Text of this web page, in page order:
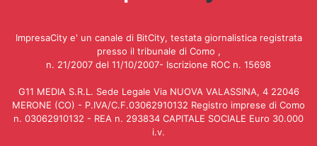
ImpresaCity e' un canale di BitCity, testata giornalistica registrata
presso il tribunale di Como ,
n. 21/2007 del 11/10/2007- Iscrizione ROC n. 15698
G11 MEDIA S.R.L. Sede Legale Via NUOVA VALASSINA, 4 22046
MERONE (CO) - P.IVA/C.F.03062910132 Registro imprese di Como
n. 03062910132 - REA n. 293834 CAPITALE SOCIALE Euro 30.000
i.v.